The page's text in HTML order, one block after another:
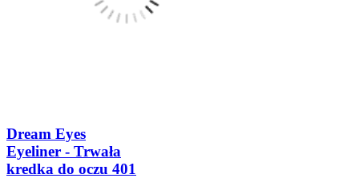
Dream Eyes
Eyeliner - Trwała
kredka do oczu 401